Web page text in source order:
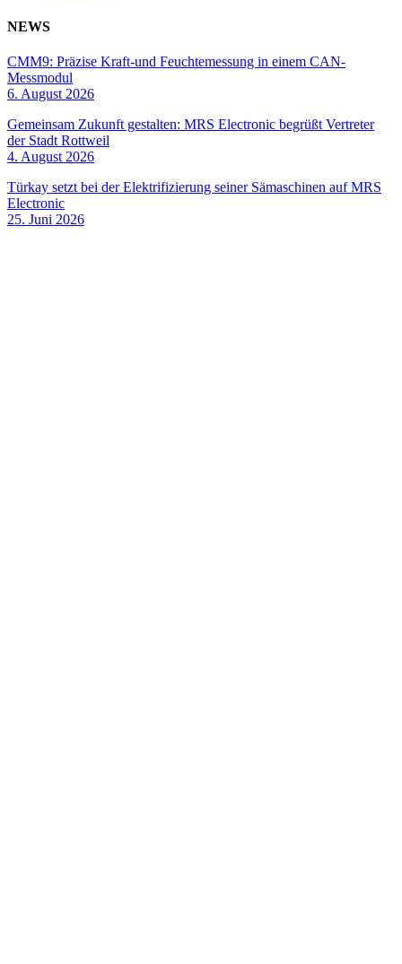
NEWS
CMM9: Präzise Kraft-und Feuchtemessung in einem CAN-
Messmodul
6. August 2026
Gemeinsam Zukunft gestalten: MRS Electronic begrüßt Vertreter
der Stadt Rottweil
4. August 2026
Türkay setzt bei der Elektrifizierung seiner Sämaschinen auf MRS
Electronic
25. Juni 2026